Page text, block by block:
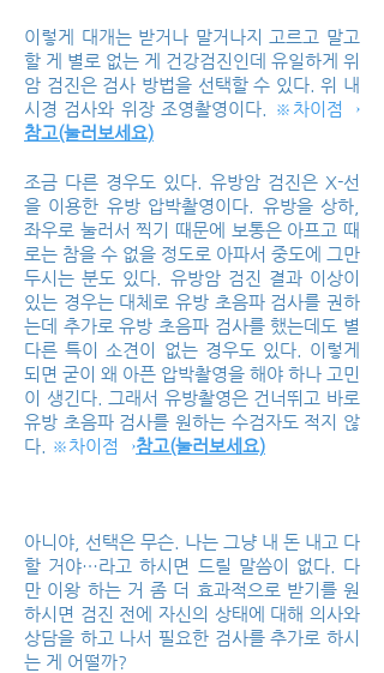
이렇게 대개는 받거나 말거나지 고르고 말고
할 게 별로 없는 게 건강검진인데 유일하게 위
암 검진은 검사 방법을 선택할 수 있다. 위 내
시경 검사와 위장 조영촬영이다.
※차이점→
참고(눌러보세요)
조금 다른 경우도 있다. 유방암 검진은 X-선
을 이용한 유방 압박촬영이다. 유방을 상하,
좌우로 눌러서 찍기 때문에 보통은 아프고 때
로는 참을 수 없을 정도로 아파서 중도에 그만
두시는 분도 있다. 유방암 검진 결과 이상이
있는 경우는 대체로 유방 초음파 검사를 권하
는데 추가로 유방 초음파 검사를 했는데도 별
다른 특이 소견이 없는 경우도 있다. 이렇게
되면 굳이 왜 아픈 압박촬영을 해야 하나 고민
이 생긴다. 그래서 유방촬영은 건너뛰고 바로
유방 초음파 검사를 원하는 수검자도 적지 않
다.
※차이점→참고(눌러보세요)
아니야, 선택은 무슨. 나는 그냥 내 돈 내고 다
할 거야…라고 하시면 드릴 말씀이 없다. 다
만 이왕 하는 거 좀 더 효과적으로 받기를 원
하시면 검진 전에 자신의 상태에 대해 의사와
상담을 하고 나서 필요한 검사를 추가로 하시
는 게 어떨까?